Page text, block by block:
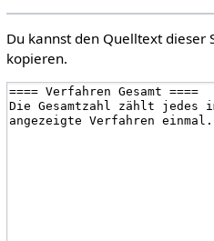
Du kannst den Quelltext dieser
kopieren.